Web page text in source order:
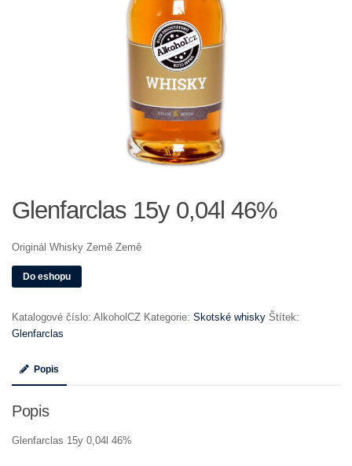
Glenfarclas 15y 0,04l 46%
Originál Whisky Země Země
Do eshopu
Katalogové číslo: AlkoholCZ Kategorie: Skotské whisky Štítek:
Glenfarclas
Popis
Popis
Glenfarclas 15y 0,04l 46%